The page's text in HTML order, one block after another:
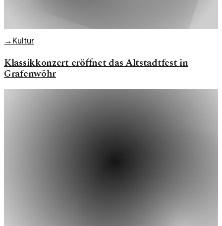
→ Kultur
Klassikkonzert eröffnet das Altstadtfest in
Grafenwöhr